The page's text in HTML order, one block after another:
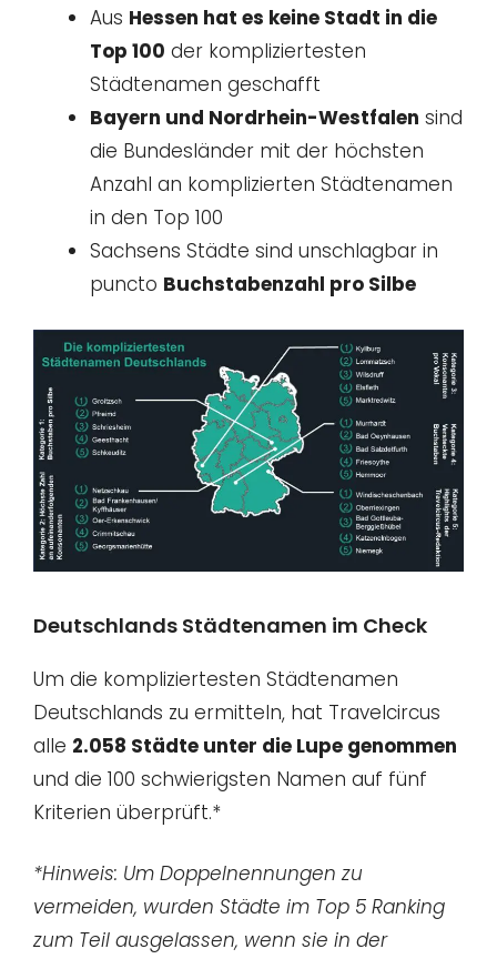
Aus Hessen hat es keine Stadt in die
Top 100 der kompliziertesten
Städtenamen geschafft
Bayern und Nordrhein-Westfalen sind
die Bundesländer mit der höchsten
Anzahl an komplizierten Städtenamen
in den Top 100
Sachsens Städte sind unschlagbar in
puncto Buchstabenzahl pro Silbe
Deutschlands Städtenamen im Check
Um die kompliziertesten Städtenamen
Deutschlands zu ermitteln, hat Travelcircus
alle 2.058 Städte unter die Lupe genommen
und die 100 schwierigsten Namen auf fünf
Kriterien überprüft.*
*Hinweis: Um Doppelnennungen zu
vermeiden, wurden Städte im Top 5 Ranking
zum Teil ausgelassen, wenn sie in der